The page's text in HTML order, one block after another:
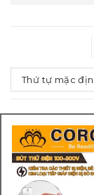
Thứ tự mặc